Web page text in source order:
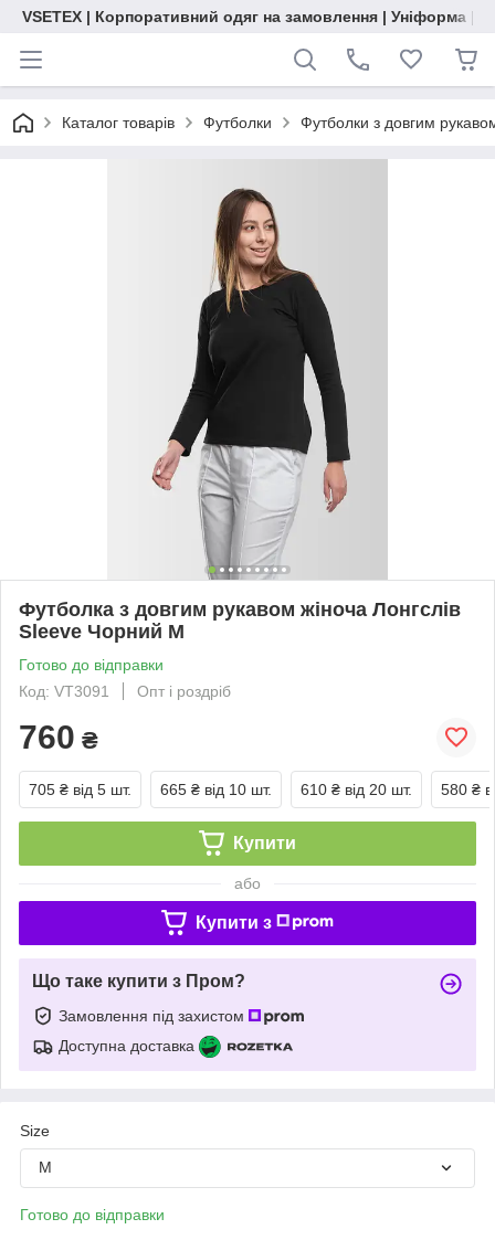
VSETEX | Корпоративний одяг на замовлення | Уніформа |
Каталог товарів Футболки Футболки з довгим
Футболка з довгим рукавом жіноча Лонгслів
Sleeve Чорний M
Готово до відправки
Код: VT3091
Опт і роздріб
760 ₴
705 ₴ від 5 шт. 665 ₴ від 10 шт. 610 ₴ від 20 шт. 580 ₴
Купити
або
Купити з
Що таке купити з Пром?
Замовлення під захистом
Доступна доставка
Size
M
Готово до відправки